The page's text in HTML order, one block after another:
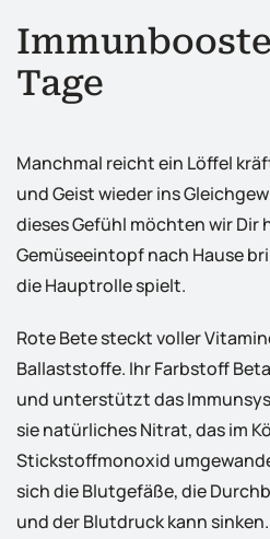
Tage
Manchmal reicht ein Löffel
und Geist wieder ins
dieses Gefühl möchten wir
Gemüseeintopf nach Hause
die Hauptrolle spielt.
Rote Bete steckt voller
Ballaststoffe. Ihr Farbstoff
und unterstützt das
sie natürliches Nitrat, das im
Stickstoffmonoxid
sich die Blutgefäße, die
und der Blutdruck kann